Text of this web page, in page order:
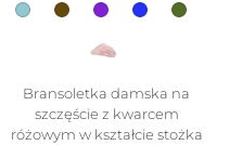
Bransoletka damska na
szczęście z kwarcem
różowym w kształcie stożka